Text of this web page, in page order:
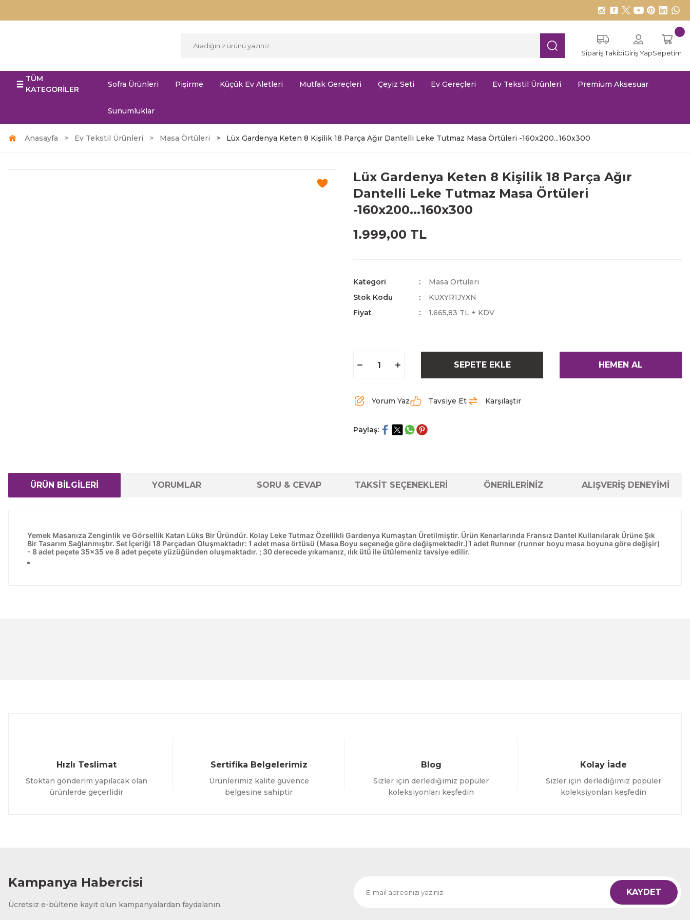
Sipariş TakibiGiriş YapSepetim
TÜM
KATEGORİLER
Sofra Ürünleri Pişirme Küçük Ev Aletleri Mutfak Gereçleri Çeyiz Seti Ev Gereçleri Ev Tekstil Ürünleri Premium Aksesuar
Sunumluklar
Anasayfa Ev Tekstil Ürünleri Masa Örtüleri Lüx Gardenya Keten 8 Kişilik 18 Parça Ağır Dantelli Leke Tutmaz Masa Örtüleri -160x200...160x300
Lüx Gardenya Keten 8 Kişilik 18 Parça Ağır
Dantelli Leke Tutmaz Masa Örtüleri
-160x200...160x300
1.999,00 TL
Kategori
Masa Örtüleri
Stok Kodu
KUXYR1JYXN
Fiyat
1.665,83 TL + KDV
SEPETE EKLE HEMEN AL
Yorum Yaz Tavsiye Et Karşılaştır
Paylaş:
ÜRÜN BİLGİLERİ YORUMLAR SORU & CEVAP TAKSİT SEÇENEKLERİ ÖNERİLERİNİZ ALIŞVERİŞ DENEYİMİ
Yemek Masanıza Zenginlik ve Görsellik Katan Lüks Bir Üründür. Kolay Leke Tutmaz Özellikli Gardenya Kumaştan Üretilmiştir. Ürün Kenarlarında Fransız Dantel Kullanılarak Ürüne Şık
Bir Tasarım Sağlanmıştır. Set İçeriği 18 Parçadan Oluşmaktadır: 1 adet masa örtüsü (Masa Boyu seçeneğe göre değişmektedir.)1 adet Runner (runner boyu masa boyuna göre değişir)
- 8 adet peçete 35x35 ve 8 adet peçete yüzüğünden oluşmaktadır. ; 30 derecede yıkamanız, ılık ütü ile ütülemeniz tavsiye edilir.
Hızlı Teslimat
Stoktan gönderim yapılacak olan
ürünlerde geçerlidir
Sertifika Belgelerimiz
Ürünlerimiz kalite güvence
belgesine sahiptir
Blog
Sizler için derlediğimiz popüler
koleksiyonları keşfedin
Kolay İade
Sizler için derlediğimiz popüler
koleksiyonları keşfedin
Kampanya Habercisi
Ücretsiz e-bültene kayıt olun kampanyalardan faydalanın.
KAYDET